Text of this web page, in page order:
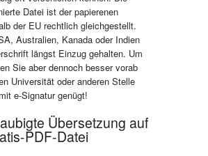
Datei ist der papierenen
der EU rechtlich gleichgestellt.
Australien, Kanada oder Indien
längst Einzug gehalten. Um
Sie aber dennoch besser vorab
Universität oder anderen Stelle
e-Signatur genügt!
Übersetzung auf
PDF-Datei